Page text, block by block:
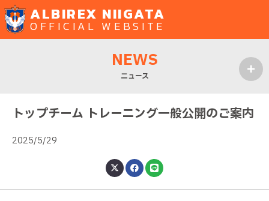
ALBIREX NIIGATA
OFFICIAL WEBSITE
NEWS
ニュース
トップチーム トレーニング一般公開のご案内
2025/5/29